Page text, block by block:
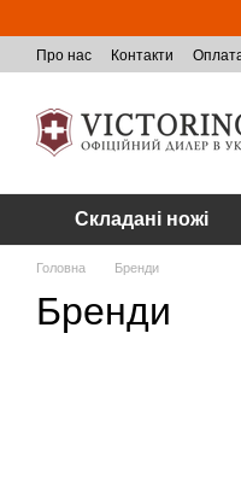
Про нас Контакти
Складані ножі
Головна Бренди
Бренди